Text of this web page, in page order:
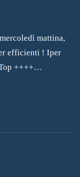
mattina,
efficienti ! Iper
++++…